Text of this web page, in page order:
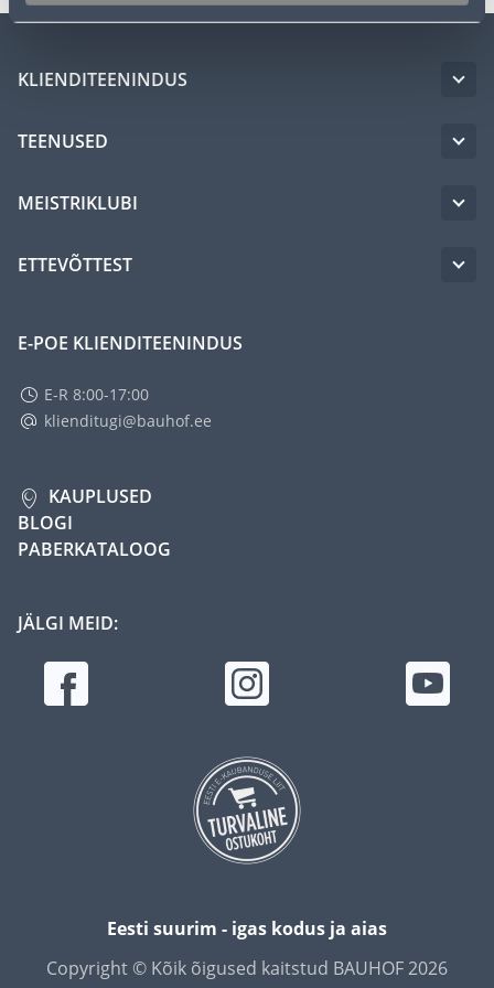
KLIENDITEENINDUS
TEENUSED
MEISTRIKLUBI
ETTEVÕTTEST
E-POE KLIENDITEENINDUS
E-R 8:00-17:00
klienditugi@bauhof.ee
KAUPLUSED
BLOGI
PABERKATALOOG
JÄLGI MEID:
Eesti suurim - igas kodus ja aias
Copyright © Kõik õigused kaitstud BAUHOF 2026